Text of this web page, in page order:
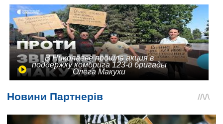
В Николаеве прошла акция в
поддержку комбрига 123-й бригады
Олега Макухи